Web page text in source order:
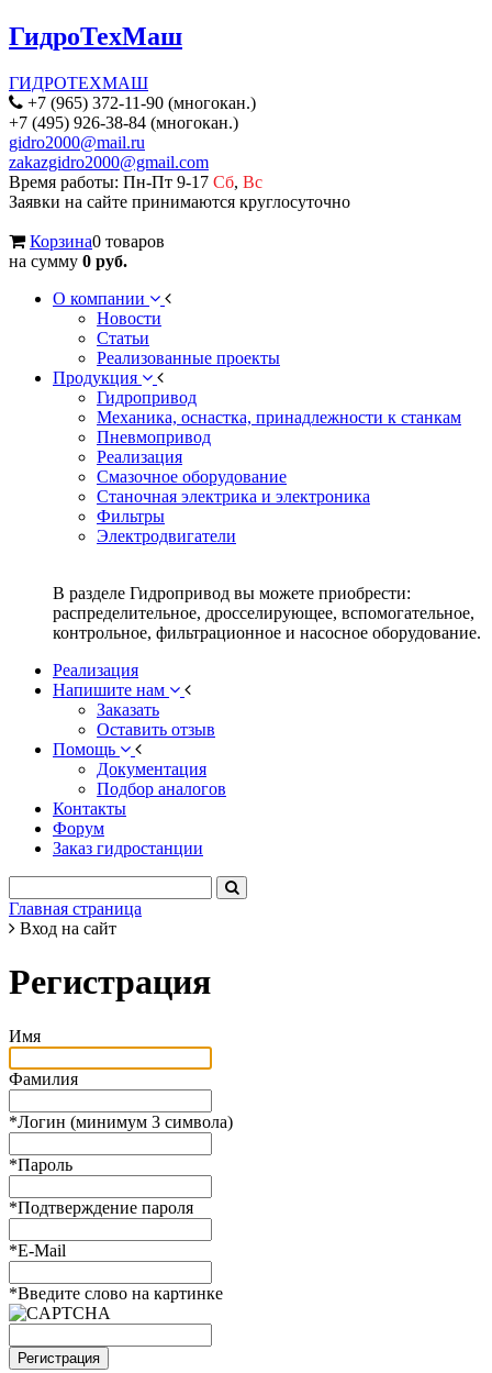
ГидроТехМаш
ГИДРОТЕХМАШ
+7 (965) 372-11-90 (многокан.)
+7 (495) 926-38-84 (многокан.)
gidro2000@mail.ru
zakazgidro2000@gmail.com
Время работы: Пн-Пт 9-17 Сб, Вс
Заявки на сайте принимаются круглосуточно
Корзина0 товаров
на сумму 0 руб.
О компании
Новости
Статьи
Реализованные проекты
Продукция
Гидропривод
Механика, оснастка, принадлежности к станкам
Пневмопривод
Реализация
Смазочное оборудование
Станочная электрика и электроника
Фильтры
Электродвигатели
В разделе Гидропривод вы можете приобрести:
распределительное, дросселирующее, вспомогательное,
контрольное, фильтрационное и насосное оборудование.
Реализация
Напишите нам
Заказать
Оставить отзыв
Помощь
Документация
Подбор аналогов
Контакты
Форум
Заказ гидростанции
Главная страница
Вход на сайт
Регистрация
Имя
Фамилия
*Логин (минимум 3 символа)
*Пароль
*Подтверждение пароля
*E-Mail
*Введите слово на картинке